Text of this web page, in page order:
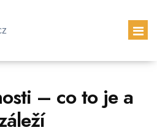
– co to je a